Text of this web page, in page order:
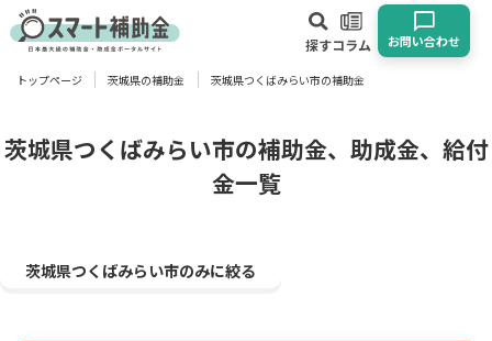
探すコラム お問い合わせ
対象
トップページ 茨城県の補助金 茨城県つくばみらい市の補助金
茨城県つくばみらい市の補助金、助成金、給付
金一覧
茨城県つくばみらい市のみに絞る